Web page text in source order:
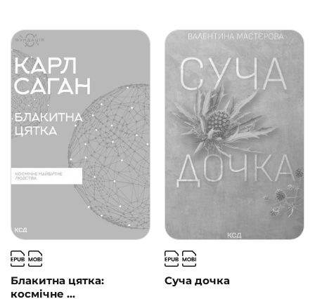
Блакитна цятка:
космічне ...
Суча дочка